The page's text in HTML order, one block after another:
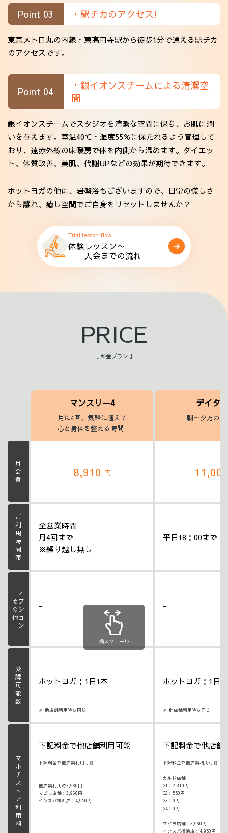
Point 03 ・駅チカのアクセス!
東京メトロ丸の内線・東高円寺駅から徒歩1分で通える駅チカ
のアクセスです。
Point 04
・銀イオンスチームによる清潔空
間
銀イオンスチームでスタジオを清潔な空間に保ち、お肌に潤
いを与えます。室温40℃・湿度55％に保たれるよう管理して
おり、遠赤外線の床暖房で体を内側から温めます。ダイエッ
ト、体質改善、美肌、代謝UPなどの効果が期待できます。
ホットヨガの他に、岩盤浴もございますので、日常の慌しさ
から離れ、癒し空間でご自身をリセットしませんか？
Trial lesson flow
体験レッスン〜
入会までの流れ
PRICE
［ 料金プラン ］
マンスリー4
月に4回、気軽に通えて
心と身体を整える時間
デイタ
朝～夕方の
月会費 8,910 円
ご利用時間帯
全営業時間
月4回まで
※繰り越し無し
平日18：00まで
オプション
その他 - -
受講可能数 ホットヨガ：1日1本
※ 他店舗利用時も同じ
ホットヨガ：1日1
※ 他店舗利用時も同じ
マルチストア利用料
下記料金で他店舗利用可能
下記料金で他店舗利用可能
他店舗利用時3,960円
マピラ店舗：3,960円
インスパ横浜店：4,950円
下記料金で他店舗
下記料金で他店舗利用可能
カルド店舗
G1：2,310円
G2：550円
G3：0円
G4：0円
マピラ店舗：3,960円
インスパ横浜店：4,950円
横スクロール